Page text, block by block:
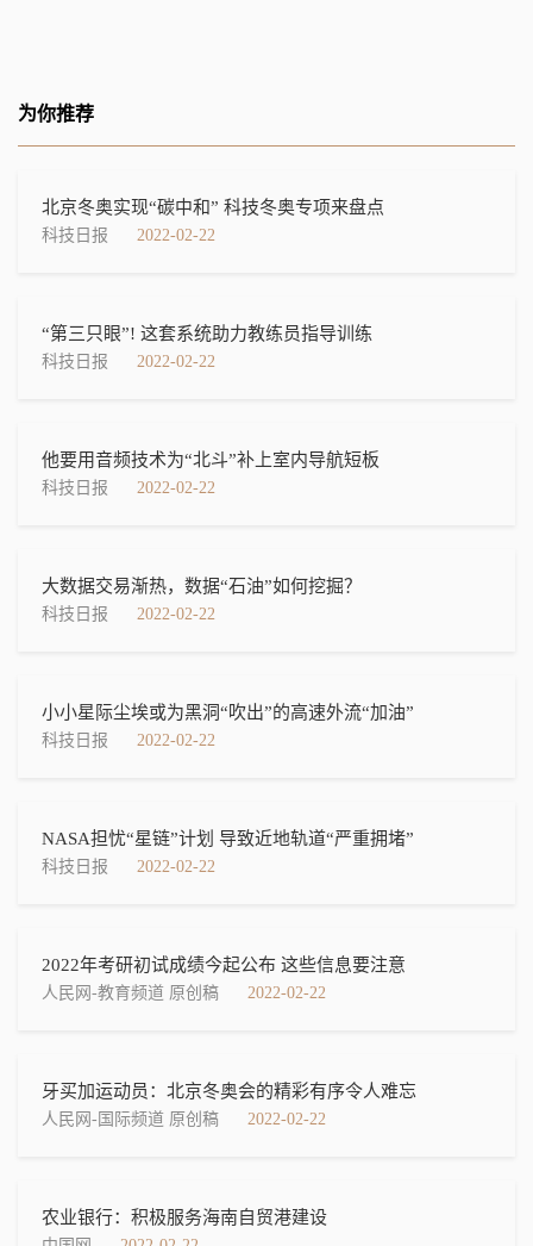
为你推荐
北京冬奥实现“碳中和” 科技冬奥专项来盘点
科技日报 2022-02-22
“第三只眼”! 这套系统助力教练员指导训练
科技日报 2022-02-22
他要用音频技术为“北斗”补上室内导航短板
科技日报 2022-02-22
大数据交易渐热，数据“石油”如何挖掘？
科技日报 2022-02-22
小小星际尘埃或为黑洞“吹出”的高速外流“加油”
科技日报 2022-02-22
NASA担忧“星链”计划 导致近地轨道“严重拥堵”
科技日报 2022-02-22
2022年考研初试成绩今起公布 这些信息要注意
人民网-教育频道 原创稿 2022-02-22
牙买加运动员：北京冬奥会的精彩有序令人难忘
人民网-国际频道 原创稿 2022-02-22
农业银行：积极服务海南自贸港建设